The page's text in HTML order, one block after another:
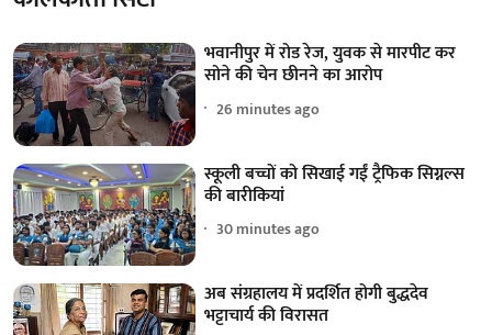
भवानीपुर में रोड रेज, युवक से मारपीट कर
सोने की चेन छीनने का आरोप
26 minutes ago
स्कूली बच्चों को सिखाई गईं ट्रैफिक सिग्नल्स
की बारीकियां
30 minutes ago
अब संग्रहालय में प्रदर्शित होगी बुद्धदेव
भट्टाचार्य की विरासत